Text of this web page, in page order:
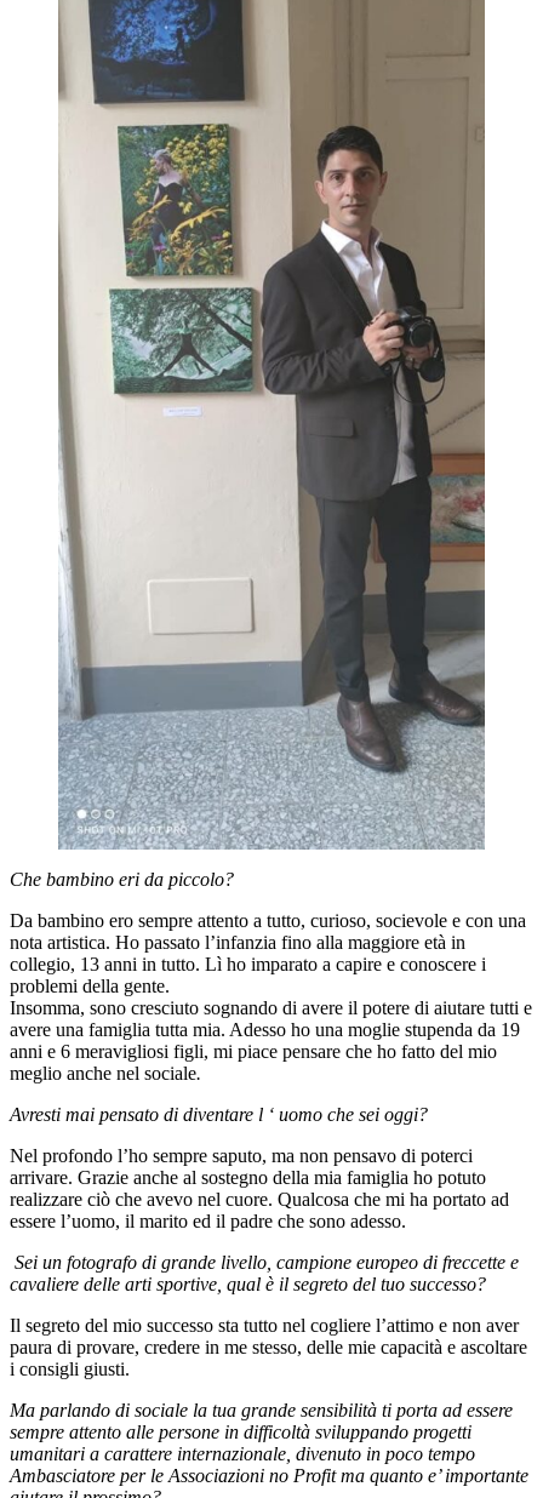
Che bambino eri da piccolo?
Da bambino ero sempre attento a tutto, curioso, socievole e con una
nota artistica. Ho passato l’infanzia fino alla maggiore età in
collegio, 13 anni in tutto. Lì ho imparato a capire e conoscere i
problemi della gente.
Insomma, sono cresciuto sognando di avere il potere di aiutare tutti e
avere una famiglia tutta mia. Adesso ho una moglie stupenda da 19
anni e 6 meravigliosi figli, mi piace pensare che ho fatto del mio
meglio anche nel sociale.
Avresti mai pensato di diventare l ‘ uomo che sei oggi?
Nel profondo l’ho sempre saputo, ma non pensavo di poterci
arrivare. Grazie anche al sostegno della mia famiglia ho potuto
realizzare ciò che avevo nel cuore. Qualcosa che mi ha portato ad
essere l’uomo, il marito ed il padre che sono adesso.
Sei un fotografo di grande livello, campione europeo di freccette e
cavaliere delle arti sportive, qual è il segreto del tuo successo?
Il segreto del mio successo sta tutto nel cogliere l’attimo e non aver
paura di provare, credere in me stesso, delle mie capacità e ascoltare
i consigli giusti.
Ma parlando di sociale la tua grande sensibilità ti porta ad essere
sempre attento alle persone in difficoltà sviluppando progetti
umanitari a carattere internazionale, divenuto in poco tempo
Ambasciatore per le Associazioni no Profit ma quanto e’ importante